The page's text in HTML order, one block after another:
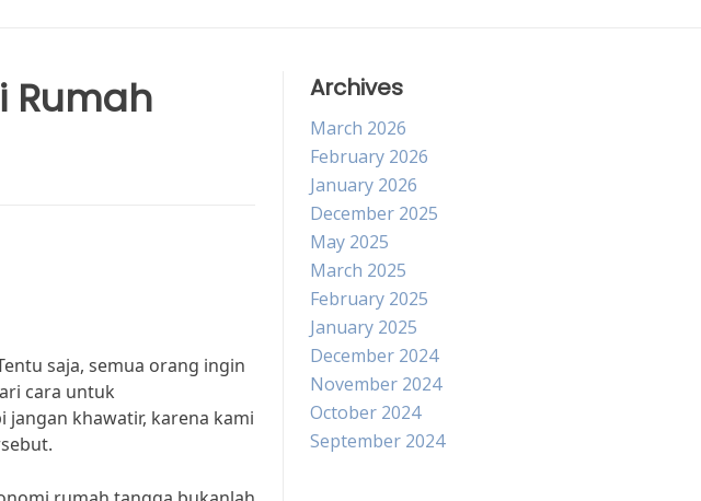
Rumah
saja, semua orang ingin
cara untuk
khawatir, karena kami
Archives
March 2026
February 2026
January 2026
December 2025
May 2025
March 2025
February 2025
January 2025
December 2024
November 2024
October 2024
September 2024